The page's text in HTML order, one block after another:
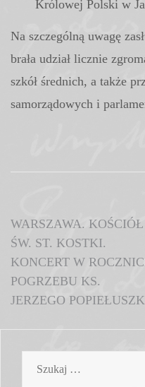
Królowej Polski w
Na szczególną uwagę
brała udział licznie
szkół średnich, a także
samorządowych i
Nawigacja
wpisu
WARSZAWA. KOŚCIÓŁ
ŚW. ST. KOSTKI.
KONCERT W
POGRZEBU KS.
JERZEGO